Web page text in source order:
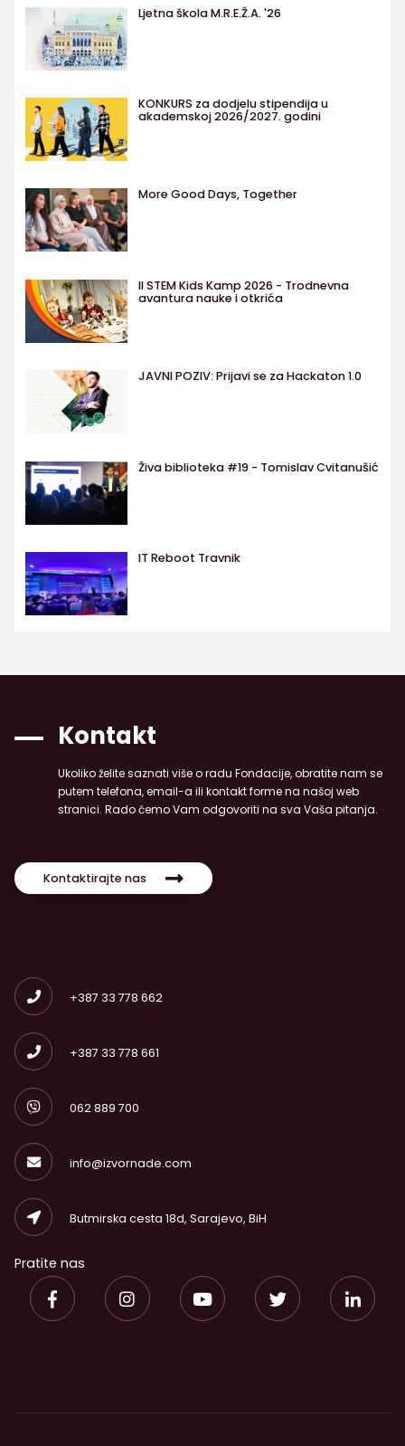
Ljetna škola M.R.E.Ž.A. '26
KONKURS za dodjelu stipendija u
akademskoj 2026/2027. godini
More Good Days, Together
II STEM Kids Kamp 2026 - Trodnevna
avantura nauke i otkrića
JAVNI POZIV: Prijavi se za Hackaton 1.0
Živa biblioteka #19 - Tomislav Cvitanušić
IT Reboot Travnik
Kontakt
Ukoliko želite saznati više o radu Fondacije, obratite nam se
putem telefona, email-a ili kontakt forme na našoj web
stranici. Rado ćemo Vam odgovoriti na sva Vaša pitanja.
Kontaktirajte nas
+387 33 778 662
+387 33 778 661
062 889 700
info@izvornade.com
Butmirska cesta 18d, Sarajevo, BiH
Pratite nas